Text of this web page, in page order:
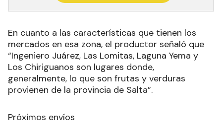
En cuanto a las características que tienen los
mercados en esa zona, el productor señaló que
“Ingeniero Juárez, Las Lomitas, Laguna Yema y
Los Chiriguanos son lugares donde,
generalmente, lo que son frutas y verduras
provienen de la provincia de Salta”.
Próximos envíos